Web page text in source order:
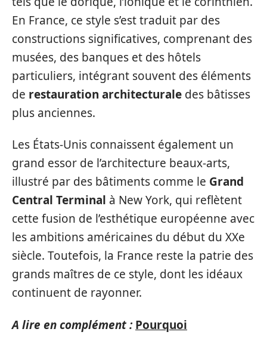
En France, ce style s’est traduit par des
constructions significatives, comprenant des
musées, des banques et des hôtels
particuliers, intégrant souvent des éléments
de restauration architecturale des bâtisses
plus anciennes.
Les États-Unis connaissent également un
grand essor de l’architecture beaux-arts,
illustré par des bâtiments comme le Grand
Central Terminal à New York, qui reflètent
cette fusion de l’esthétique européenne avec
les ambitions américaines du début du XXe
siècle. Toutefois, la France reste la patrie des
grands maîtres de ce style, dont les idéaux
continuent de rayonner.
A lire en complément : Pourquoi